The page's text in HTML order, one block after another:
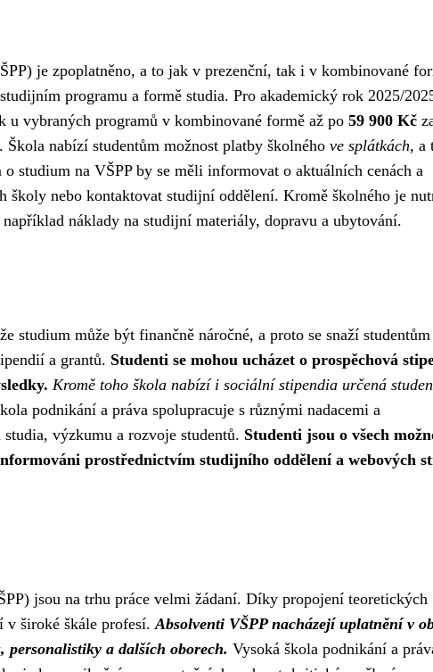
je zpoplatněno, a to jak v prezenční, tak i v kombinované
programu a formě studia. Pro akademický rok 2025/
u vybraných programů v kombinované formě až po 59 900 Kč
nabízí studentům možnost platby školného ve splátkách, a
studium na VŠPP by se měli informovat o aktuálních cenách a
školy nebo kontaktovat studijní oddělení. Kromě školného je
náklady na studijní materiály, dopravu a ubytování.
studium může být finančně náročné, a proto se snaží studentům
a grantů. Studenti se mohou ucházet o prospěchová
Kromě toho škola nabízí i sociální stipendia určená
podnikání a práva spolupracuje s různými nadacemi a
výzkumu a rozvoje studentů. Studenti jsou o všech
prostřednictvím studijního oddělení a webových
jsou na trhu práce velmi žádaní. Díky propojení teoretických
v široké škále profesí. Absolventi VŠPP nacházejí uplatnění v
personalistiky a dalších oborech. Vysoká škola podnikání a